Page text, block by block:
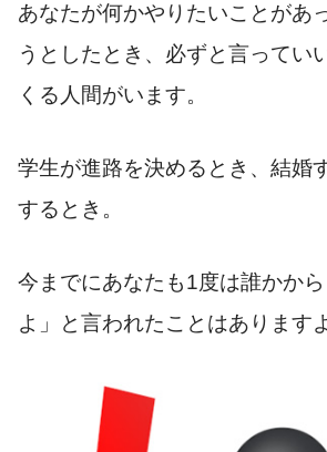
あなたが何かやりたいことがあ
うとしたとき、必ずと言ってい
くる人間がいます。
学生が進路を決めるとき、結婚
するとき。
今までにあなたも1度は誰かか
よ」と言われたことはあります